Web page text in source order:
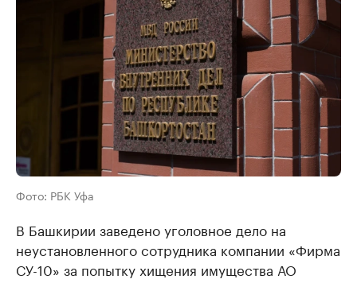
Фото: РБК Уфа
В Башкирии заведено уголовное дело на
неустановленного сотрудника компании «Фирма
СУ-10» за попытку хищения имущества АО